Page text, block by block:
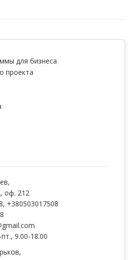
для бизнеса
проекта
,
оф. 212
, +380503017508
9.00-18.00
,